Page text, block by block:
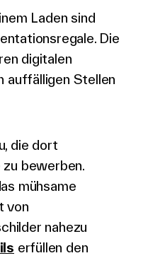
Laden sind
Die
digitalen
auffälligen Stellen
die dort
bewerben.
mühsame
von
nahezu
erfüllen den